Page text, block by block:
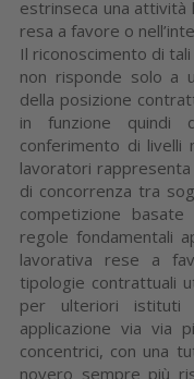
estrinseca una attività
resa a favore o
Il riconoscimento di
non risponde solo a
della posizione
in funzione quindi
conferimento di
lavoratori
di concorrenza tra
competizione
regole fondamentali
lavorativa rese a
tipologie contrattuali
per ulteriori
applicazione via via
concentrici, con una
novero sempre più